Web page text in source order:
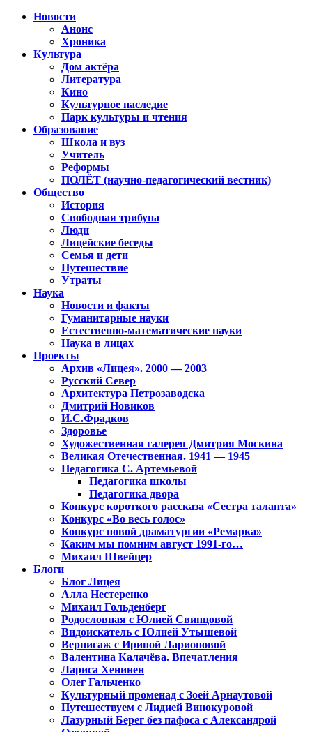
Новости
Анонс
Хроника
Культура
Дом актёра
Литература
Кино
Культурное наследие
Парк культуры и чтения
Образование
Школа и вуз
Учитель
Реформы
ПОЛЁТ (научно-педагогический вестник)
Общество
История
Свободная трибуна
Люди
Лицейские беседы
Семья и дети
Путешествие
Утраты
Наука
Новости и факты
Гуманитарные науки
Естественно-математические науки
Наука в лицах
Проекты
Архив «Лицея». 2000 — 2003
Русский Север
Архитектура Петрозаводска
Дмитрий Новиков
И.С.Фрадков
Здоровье
Художественная галерея Дмитрия Москина
Великая Отечественная. 1941 — 1945
Педагогика С. Артемьевой
Педагогика школы
Педагогика двора
Конкурс короткого рассказа «Сестра таланта»
Конкурс «Во весь голос»
Конкурс новой драматургии «Ремарка»
Каким мы помним август 1991-го…
Михаил Швейцер
Блоги
Блог Лицея
Алла Нестеренко
Михаил Гольденберг
Родословная с Юлией Свинцовой
Видоискатель с Юлией Утышевой
Вернисаж с Ириной Ларионовой
Валентина Калачёва. Впечатления
Лариса Хенинен
Олег Гальченко
Культурный променад с Зоей Арнаутовой
Путешествуем с Лидией Винокуровой
Лазурный Берег без пафоса с Александрой